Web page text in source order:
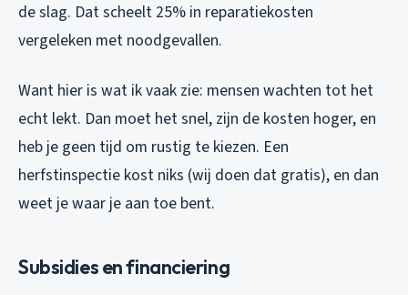
de slag. Dat scheelt 25% in reparatiekosten
vergeleken met noodgevallen.
Want hier is wat ik vaak zie: mensen wachten tot het
echt lekt. Dan moet het snel, zijn de kosten hoger, en
heb je geen tijd om rustig te kiezen. Een
herfstinspectie kost niks (wij doen dat gratis), en dan
weet je waar je aan toe bent.
Subsidies en financiering